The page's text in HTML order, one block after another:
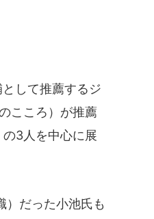
して推薦するジ
こころ）が推薦
3人を中心に展
だった小池氏も